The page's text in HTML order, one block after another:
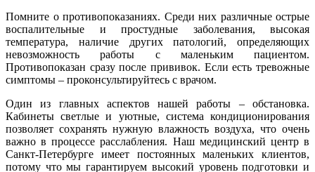
Помните о противопоказаниях. Среди них различные острые
воспалительные и простудные заболевания, высокая
температура, наличие других патологий, определяющих
невозможность работы с маленьким пациентом.
Противопоказан сразу после прививок. Если есть тревожные
симптомы – проконсультируйтесь с врачом.
Один из главных аспектов нашей работы – обстановка.
Кабинеты светлые и уютные, система кондиционирования
позволяет сохранять нужную влажность воздуха, что очень
важно в процессе расслабления. Наш медицинский центр в
Санкт-Петербурге имеет постоянных маленьких клиентов,
потому что мы гарантируем высокий уровень подготовки и